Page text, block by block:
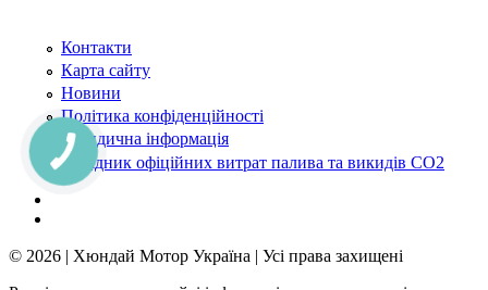
Контакти
Карта сайту
Новини
Політика конфіденційності
Юридична інформація
Довідник офіційних витрат палива та викидів СО2
© 2026 | Хюндай Мотор Україна | Усі права захищені
КНОПКА
ЗВ'ЯЗКУ